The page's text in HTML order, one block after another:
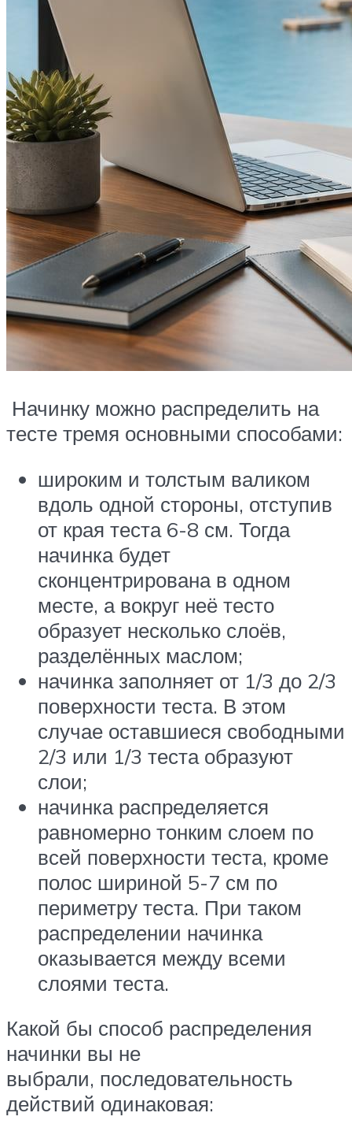
Начинку можно распределить на
тесте тремя основными способами:
широким и толстым валиком
вдоль одной стороны, отступив
от края теста 6-8 см. Тогда
начинка будет
сконцентрирована в одном
месте, а вокруг неё тесто
образует несколько слоёв,
разделённых маслом;
начинка заполняет от 1/3 до 2/3
поверхности теста. В этом
случае оставшиеся свободными
2/3 или 1/3 теста образуют
слои;
начинка распределяется
равномерно тонким слоем по
всей поверхности теста, кроме
полос шириной 5-7 см по
периметру теста. При таком
распределении начинка
оказывается между всеми
слоями теста.
Какой бы способ распределения
начинки вы не
выбрали, последовательность
действий одинаковая: